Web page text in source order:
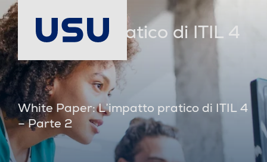
L’impatto pratico di ITIL 4
White Paper: L’impatto pratico di ITIL 4
– Parte 2